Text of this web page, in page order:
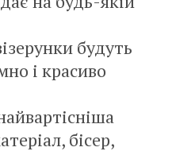
будуть
і красиво
бісер,